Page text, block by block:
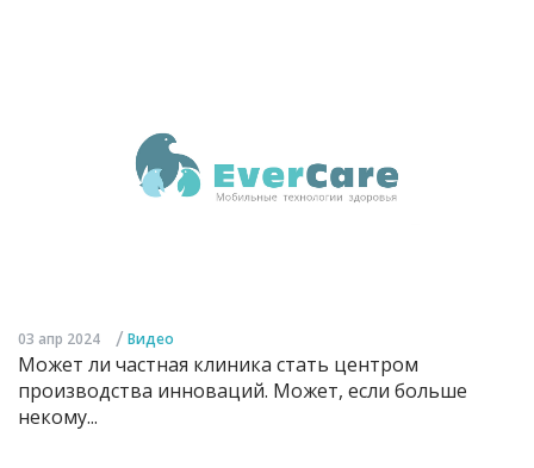
03 апр 2024 / Видео
Может ли частная клиника стать центром
производства инноваций. Может, если больше
некому...